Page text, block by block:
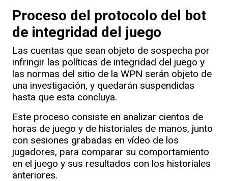
Proceso del protocolo del bot
de integridad del juego
Las cuentas que sean objeto de sospecha por
infringir las políticas de integridad del juego y
las normas del sitio de la WPN serán objeto de
una investigación, y quedarán suspendidas
hasta que esta concluya.
Este proceso consiste en analizar cientos de
horas de juego y de historiales de manos, junto
con sesiones grabadas en vídeo de los
jugadores, para comparar su comportamiento
en el juego y sus resultados con los historiales
anteriores.